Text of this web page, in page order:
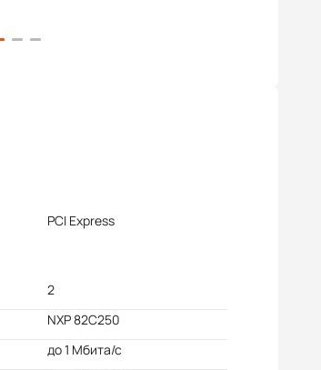
PCI Express
2
NXP 82C250
до 1 Мбита/с